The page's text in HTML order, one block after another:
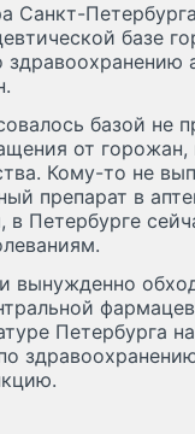
Санкт-Петербурга
базе
базой не
от
Кому-то не
препарат в
Петербурге
Петербурга